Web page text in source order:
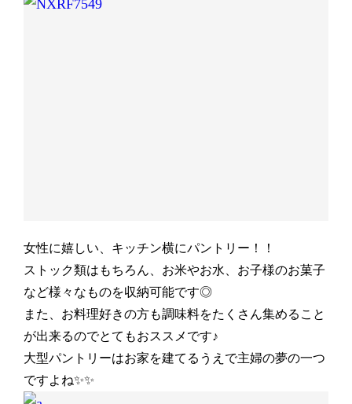
女性に嬉しい、キッチン横にパントリー！！
ストック類はもちろん、お米やお水、お子様のお菓子
など様々なものを収納可能です◎
また、お料理好きの方も調味料をたくさん集めること
が出来るのでとてもおススメです♪
大型パントリーはお家を建てるうえで主婦の夢の一つ
ですよね✨✨